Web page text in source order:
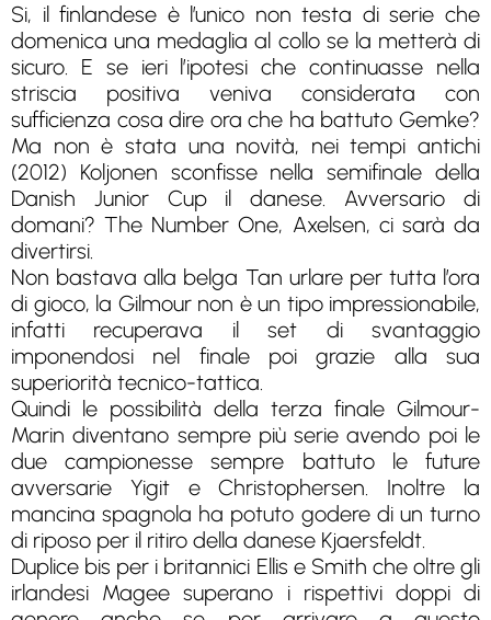
Si, il finlandese è l’unico non testa di serie che
domenica una medaglia al collo se la metterà di
sicuro. E se ieri l’ipotesi che continuasse nella
striscia positiva veniva considerata con
sufficienza cosa dire ora che ha battuto Gemke?
Ma non è stata una novità, nei tempi antichi
(2012) Koljonen sconfisse nella semifinale della
Danish Junior Cup il danese. Avversario di
domani? The Number One, Axelsen, ci sarà da
divertirsi.
Non bastava alla belga Tan urlare per tutta l’ora
di gioco, la Gilmour non è un tipo impressionabile,
infatti recuperava il set di svantaggio
imponendosi nel finale poi grazie alla sua
superiorità tecnico-tattica.
Quindi le possibilità della terza finale Gilmour-
Marin diventano sempre più serie avendo poi le
due campionesse sempre battuto le future
avversarie Yigit e Christophersen. Inoltre la
mancina spagnola ha potuto godere di un turno
di riposo per il ritiro della danese Kjaersfeldt.
Duplice bis per i britannici Ellis e Smith che oltre gli
irlandesi Magee superano i rispettivi doppi di